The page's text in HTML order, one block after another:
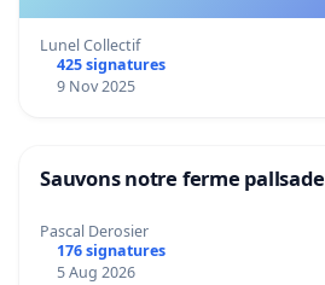
Lunel Collectif
425 signatures
9 Nov 2025
Sauvons notre ferme pallsade
Pascal Derosier
176 signatures
5 Aug 2026